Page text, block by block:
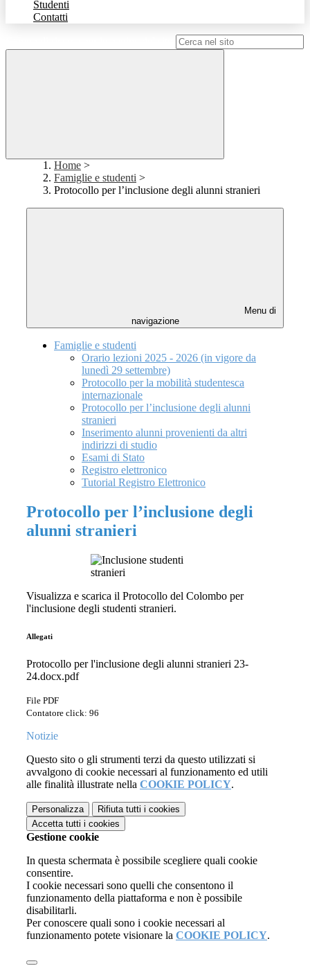
Studenti
Contatti
Home >
Famiglie e studenti >
Protocollo per l’inclusione degli alunni stranieri
Menu di
navigazione
Famiglie e studenti
Orario lezioni 2025 - 2026 (in vigore da
lunedì 29 settembre)
Protocollo per la mobilità studentesca
internazionale
Protocollo per l’inclusione degli alunni
stranieri
Inserimento alunni provenienti da altri
indirizzi di studio
Esami di Stato
Registro elettronico
Tutorial Registro Elettronico
Protocollo per l’inclusione degli
alunni stranieri
Visualizza e scarica il Protocollo del Colombo per
l'inclusione degli studenti stranieri.
Allegati
Protocollo per l'inclusione degli alunni stranieri 23-
24.docx.pdf
File PDF
Contatore click: 96
Notizie
Questo sito o gli strumenti terzi da questo utilizzati si
avvalgono di cookie necessari al funzionamento ed utili
alle finalità illustrate nella COOKIE POLICY.
Personalizza Rifiuta tutti i cookies
Accetta tutti i cookies
Gestione cookie
In questa schermata è possibile scegliere quali cookie
consentire.
I cookie necessari sono quelli che consentono il
funzionamento della piattaforma e non è possibile
disabilitarli.
Per conoscere quali sono i cookie necessari al
funzionamento potete visionare la COOKIE POLICY.